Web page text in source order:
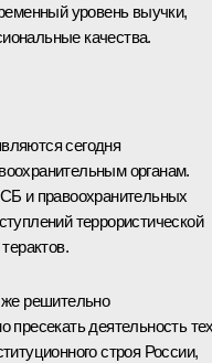
уровень выучки,
качества.
сегодня
органам.
и правоохранительных
террористической
решительно
пресекать деятельность
строя России,